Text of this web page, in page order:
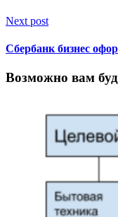
Next post
Сбербанк бизнес
Возможно вам